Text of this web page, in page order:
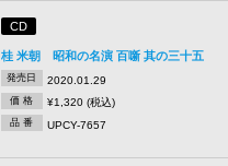
CD
桂 米朝 昭和の名演 百噺 其の三十五
発売日 2020.01.29
価 格 ¥1,320 (税込)
品 番 UPCY-7657